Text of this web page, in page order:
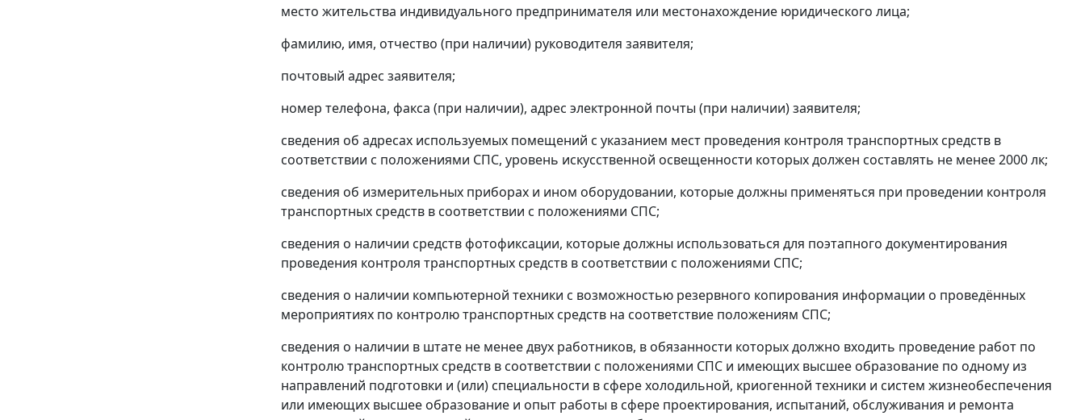
место жительства индивидуального предпринимателя или местонахождение юридического лица;
фамилию, имя, отчество (при наличии) руководителя заявителя;
почтовый адрес заявителя;
номер телефона, факса (при наличии), адрес электронной почты (при наличии) заявителя;
сведения об адресах используемых помещений с указанием мест проведения контроля транспортных средств в
соответствии с положениями СПС, уровень искусственной освещенности которых должен составлять не менее 2000 лк;
сведения об измерительных приборах и ином оборудовании, которые должны применяться при проведении контроля
транспортных средств в соответствии с положениями СПС;
сведения о наличии средств фотофиксации, которые должны использоваться для поэтапного документирования
проведения контроля транспортных средств в соответствии с положениями СПС;
сведения о наличии компьютерной техники с возможностью резервного копирования информации о проведённых
мероприятиях по контролю транспортных средств на соответствие положениям СПС;
сведения о наличии в штате не менее двух работников, в обязанности которых должно входить проведение работ по
контролю транспортных средств в соответствии с положениями СПС и имеющих высшее образование по одному из
направлений подготовки и (или) специальности в сфере холодильной, криогенной техники и систем жизнеобеспечения
или имеющих высшее образование и опыт работы в сфере проектирования, испытаний, обслуживания и ремонта